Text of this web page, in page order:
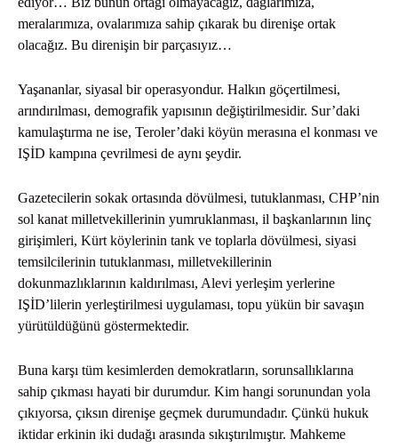
meralarımıza, ovalarımıza sahip çıkarak bu direnişe ortak
olacağız. Bu direnişin bir parçasıyız…
Yaşananlar, siyasal bir operasyondur. Halkın göçertilmesi,
arındırılması, demografik yapısının değiştirilmesidir. Sur’daki
kamulaştırma ne ise, Teroler’daki köyün merasına el konması ve
IŞİD kampına çevrilmesi de aynı şeydir.
Gazetecilerin sokak ortasında dövülmesi, tutuklanması, CHP’nin
sol kanat milletvekillerinin yumruklanması, il başkanlarının linç
girişimleri, Kürt köylerinin tank ve toplarla dövülmesi, siyasi
temsilcilerinin tutuklanması, milletvekillerinin
dokunmazlıklarının kaldırılması, Alevi yerleşim yerlerine
IŞİD’lilerin yerleştirilmesi uygulaması, topu yükün bir savaşın
yürütüldüğünü göstermektedir.
Buna karşı tüm kesimlerden demokratların, sorunsallıklarına
sahip çıkması hayati bir durumdur. Kim hangi sorunundan yola
çıkıyorsa, çıksın direnişe geçmek durumundadır. Çünkü hukuk
iktidar erkinin iki dudağı arasında sıkıştırılmıştır. Mahkeme